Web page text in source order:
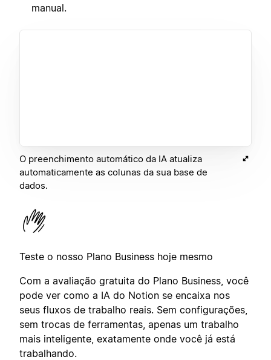
manual.
O preenchimento automático da IA atualiza
automaticamente as colunas da sua base de
dados.
Teste o nosso Plano Business hoje mesmo
Com a avaliação gratuita do Plano Business, você
pode ver como a IA do Notion se encaixa nos
seus fluxos de trabalho reais. Sem configurações,
sem trocas de ferramentas, apenas um trabalho
mais inteligente, exatamente onde você já está
trabalhando.